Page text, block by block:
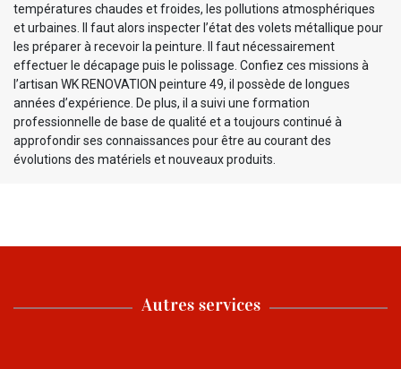
températures chaudes et froides, les pollutions atmosphériques
et urbaines. Il faut alors inspecter l’état des volets métallique pour
les préparer à recevoir la peinture. Il faut nécessairement
effectuer le décapage puis le polissage. Confiez ces missions à
l’artisan WK RENOVATION peinture 49, il possède de longues
années d’expérience. De plus, il a suivi une formation
professionnelle de base de qualité et a toujours continué à
approfondir ses connaissances pour être au courant des
évolutions des matériels et nouveaux produits.
Autres services